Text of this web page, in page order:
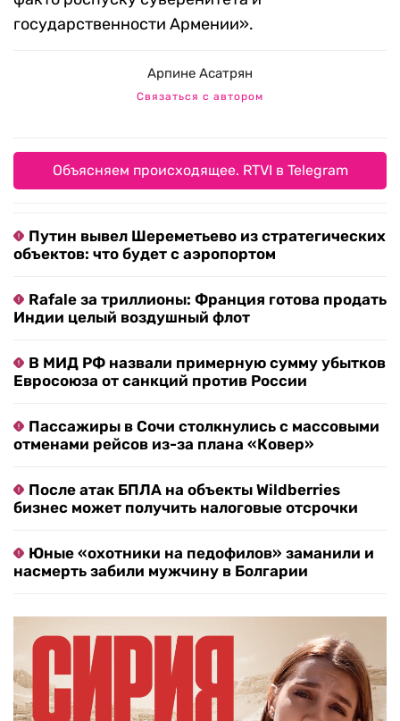
государственности Армении».
Арпине Асатрян
Связаться с автором
Объясняем происходящее. RTVI в Telegram
Путин вывел Шереметьево из стратегических
объектов: что будет с аэропортом
Rafale за триллионы: Франция готова продать
Индии целый воздушный флот
В МИД РФ назвали примерную сумму убытков
Евросоюза от санкций против России
Пассажиры в Сочи столкнулись с массовыми
отменами рейсов из-за плана «Ковер»
После атак БПЛА на объекты Wildberries
бизнес может получить налоговые отсрочки
Юные «охотники на педофилов» заманили и
насмерть забили мужчину в Болгарии